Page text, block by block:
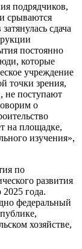
подрядчиков,
срываются
сдача
постоянно
которые
учреждение
точки зрения,
не поступают
о
на площадке,
изучения»,
по
развития
2025 года.
федеральный
хозяйстве,